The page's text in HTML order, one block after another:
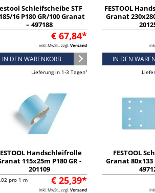
Schleifscheibe STF
16 P180 GR/100 Granat
– 497188
€ 67,84*
inkl. MwSt., zzgl. Versand
IN DEN WARENKORB
Lieferung in 1-3 Tagen¹
FESTOOL
Granat
IN DEN
Handschleifrolle
115x25m P180 GR -
201109
€ 25,39*
pro 1 m
inkl. MwSt., zzgl. Versand
FESTOOL
Granat 80x133